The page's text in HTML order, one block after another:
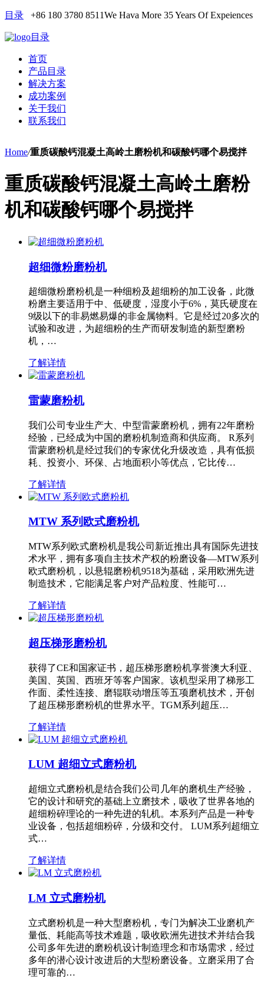
目录 +86 180 3780 8511We Hava More 35 Years Of Expeiences
目录
首页
产品目录
解决方案
成功案例
关于我们
联系我们
Home/重质碳酸钙混凝土高岭土磨粉机和碳酸钙哪个易搅拌
重质碳酸钙混凝土高岭土磨粉
机和碳酸钙哪个易搅拌
超细微粉磨粉机
超细微粉磨粉机是一种细粉及超细粉的加工设备，此微
粉磨主要适用于中、低硬度，湿度小于6%，莫氏硬度在
9级以下的非易燃易爆的非金属物料。它是经过20多次的
试验和改进，为超细粉的生产而研发制造的新型磨粉
机，…
了解详情
雷蒙磨粉机
我们公司专业生产大、中型雷蒙磨粉机，拥有22年磨粉
经验，已经成为中国的磨粉机制造商和供应商。 R系列
雷蒙磨粉机是经过我们的专家优化升级改造，具有低损
耗、投资小、环保、占地面积小等优点，它比传…
了解详情
MTW 系列欧式磨粉机
MTW系列欧式磨粉机是我公司新近推出具有国际先进技
术水平，拥有多项自主技术产权的粉磨设备—MTW系列
欧式磨粉机，以悬辊磨粉机9518为基础，采用欧洲先进
制造技术，它能满足客户对产品粒度、性能可…
了解详情
超压梯形磨粉机
获得了CE和国家证书，超压梯形磨粉机享誉澳大利亚、
美国、英国、西班牙等客户国家。该机型采用了梯形工
作面、柔性连接、磨辊联动增压等五项磨机技术，开创
了超压梯形磨粉机的世界水平。TGM系列超压…
了解详情
LUM 超细立式磨粉机
超细立式磨粉机是结合我们公司几年的磨机生产经验，
它的设计和研究的基础上立磨技术，吸收了世界各地的
超细粉碎理论的一种先进的轧机。本系列产品是一种专
业设备，包括超细粉碎，分级和交付。 LUM系列超细立
式…
了解详情
LM 立式磨粉机
立式磨粉机是一种大型磨粉机，专门为解决工业磨机产
量低、耗能高等技术难题，吸收欧洲先进技术并结合我
公司多年先进的磨粉机设计制造理念和市场需求，经过
多年的潜心设计改进后的大型粉磨设备。立磨采用了合
理可靠的…